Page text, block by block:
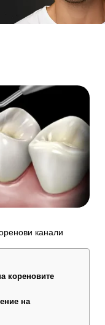
Français
канали
кореновите
на